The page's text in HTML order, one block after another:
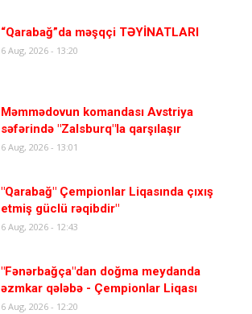
“Qarabağ”da məşqçi TƏYİNATLARI
6 Aug, 2026 - 13:20
Məmmədovun komandası Avstriya
səfərində "Zalsburq"la qarşılaşır
6 Aug, 2026 - 13:01
"Qarabağ" Çempionlar Liqasında çıxış
etmiş güclü rəqibdir"
6 Aug, 2026 - 12:43
"Fənərbağça"dan doğma meydanda
əzmkar qələbə - Çempionlar Liqası
6 Aug, 2026 - 12:20